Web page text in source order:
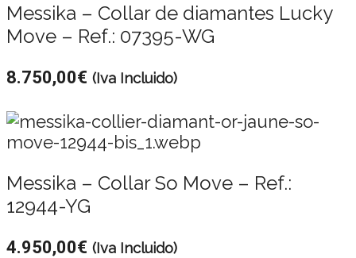
Messika – Collar de diamantes Lucky
Move – Ref.: 07395-WG
8.750,00€ (Iva Incluido)
Messika – Collar So Move – Ref.:
12944-YG
4.950,00€ (Iva Incluido)